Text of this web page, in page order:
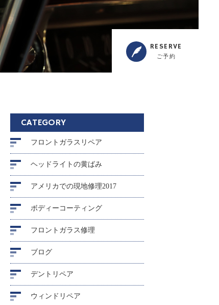
RESERVE
ご予約
CATEGORY
フロントガラスリペア
ヘッドライトの黄ばみ
アメリカでの現地修理2017
ボディーコーティング
フロントガラス修理
ブログ
デントリペア
ウィンドリペア